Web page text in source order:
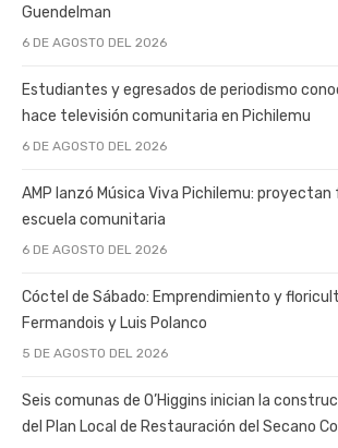
Guendelman
6 DE AGOSTO DEL 2026
Estudiantes y egresados de periodismo
hace televisión comunitaria en Pichilemu
6 DE AGOSTO DEL 2026
AMP lanzó Música Viva Pichilemu:
escuela comunitaria
6 DE AGOSTO DEL 2026
Cóctel de Sábado: Emprendimiento y
Fermandois y Luis Polanco
5 DE AGOSTO DEL 2026
Seis comunas de O’Higgins inician la
del Plan Local de Restauración del Secano